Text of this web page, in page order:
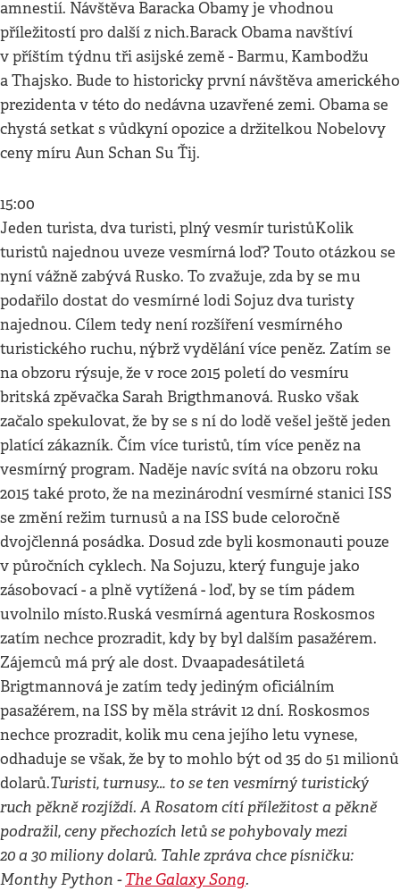
amnestií. Návštěva Baracka Obamy je vhodnou
příležitostí pro další z nich.Barack Obama navštíví
v příštím týdnu tři asijské země - Barmu, Kambodžu
a Thajsko. Bude to historicky první návštěva amerického
prezidenta v této do nedávna uzavřené zemi. Obama se
chystá setkat s vůdkyní opozice a držitelkou Nobelovy
ceny míru Aun Schan Su Ťij.
15:00
Jeden turista, dva turisti, plný vesmír turistůKolik
turistů najednou uveze vesmírná loď? Touto otázkou se
nyní vážně zabývá Rusko. To zvažuje, zda by se mu
podařilo dostat do vesmírné lodi Sojuz dva turisty
najednou. Cílem tedy není rozšíření vesmírného
turistického ruchu, nýbrž vydělání více peněz. Zatím se
na obzoru rýsuje, že v roce 2015 poletí do vesmíru
britská zpěvačka Sarah Brigthmanová. Rusko však
začalo spekulovat, že by se s ní do lodě vešel ještě jeden
platící zákazník. Čím více turistů, tím více peněz na
vesmírný program. Naděje navíc svítá na obzoru roku
2015 také proto, že na mezinárodní vesmírné stanici ISS
se změní režim turnusů a na ISS bude celoročně
dvojčlenná posádka. Dosud zde byli kosmonauti pouze
v půročních cyklech. Na Sojuzu, který funguje jako
zásobovací - a plně vytížená - loď, by se tím pádem
uvolnilo místo.Ruská vesmírná agentura Roskosmos
zatím nechce prozradit, kdy by byl dalším pasažérem.
Zájemců má prý ale dost. Dvaapadesátiletá
Brigtmannová je zatím tedy jediným oficiálním
pasažérem, na ISS by měla strávit 12 dní. Roskosmos
nechce prozradit, kolik mu cena jejího letu vynese,
odhaduje se však, že by to mohlo být od 35 do 51 milionů
dolarů.Turisti, turnusy… to se ten vesmírný turistický
ruch pěkně rozjíždí. A Rosatom cítí příležitost a pěkně
podražil, ceny přechozích letů se pohybovaly mezi
20 a 30 miliony dolarů. Tahle zpráva chce písničku:
Monthy Python -The Galaxy Song.